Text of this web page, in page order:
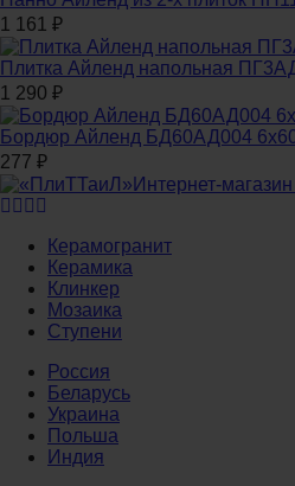
1 161 ₽
Плитка Айленд напольная
1 290 ₽
Бордюр Айленд БД60АД004
277 ₽
Интернет-
Керамогранит
Керамика
Клинкер
Мозаика
Ступени
Россия
Беларусь
Украина
Польша
Индия